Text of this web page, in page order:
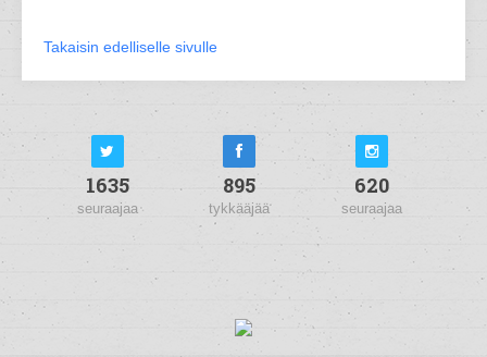
Takaisin edelliselle sivulle
1635
seuraajaa
895
tykkääjää
620
seuraajaa